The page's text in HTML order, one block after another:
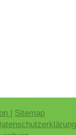
| Sitemap